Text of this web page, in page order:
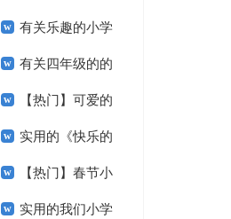
学作文300字六篇
有关乐趣的小学
作文合集10篇
有关四年级的的
暑假作文3篇
【热门】可爱的
小学作文300字3篇
实用的《快乐的
春节》小学作文3篇
【热门】春节小
学作文400字四篇
实用的我们小学